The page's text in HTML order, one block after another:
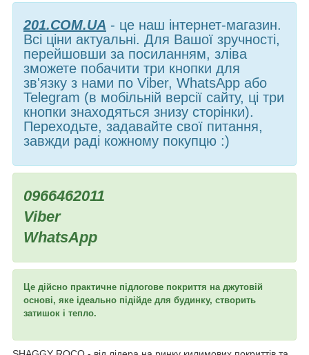
201.COM.UA - це наш інтернет-магазин.
Всі ціни актуальні. Для Вашої зручності,
перейшовши за посиланням, зліва
зможете побачити три кнопки для
зв'язку з нами по Viber, WhatsApp або
Telegram (в мобільній версії сайту, ці три
кнопки знаходяться знизу сторінки).
Переходьте, задавайте свої питання,
завжди раді кожному покупцю :)
0966462011
Viber
WhatsApp
Це дійсно практичне підлогове покриття на джутовій
основі, яке ідеально підійде для будинку, створить
затишок і тепло.